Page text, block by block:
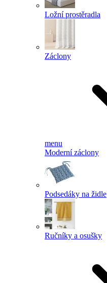
Ložní prostěradla
Záclony
menu
Moderní záclony
Podsedáky na židle
Ručníky a osušky